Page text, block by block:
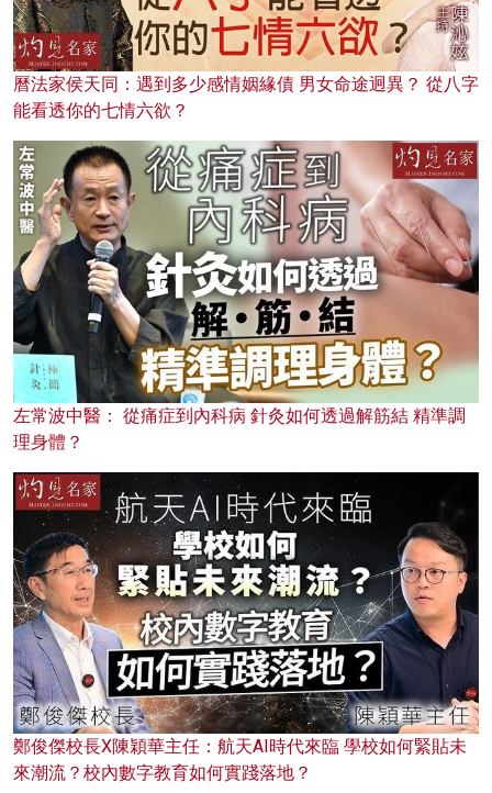
曆法家侯天同：遇到多少感情姻緣債 男女命途迥異？ 從八字
能看透你的七情六欲？
左常波中醫： 從痛症到內科病 針灸如何透過解筋結 精準調
理身體？
鄭俊傑校長X陳穎華主任：航天AI時代來臨 學校如何緊貼未
來潮流？校內數字教育如何實踐落地？